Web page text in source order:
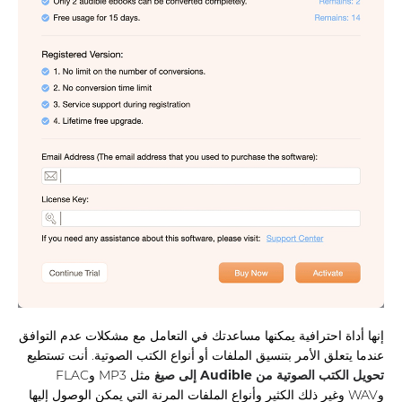
إنها أداة احترافية يمكنها مساعدتك في التعامل مع مشكلات عدم التوافق
عندما يتعلق الأمر بتنسيق الملفات أو أنواع الكتب الصوتية. أنت تستطيع
تحويل الكتب الصوتية من Audible إلى صيغ
مثل MP3 وFLAC
وWAV وغير ذلك الكثير وأنواع الملفات المرنة التي يمكن الوصول إليها